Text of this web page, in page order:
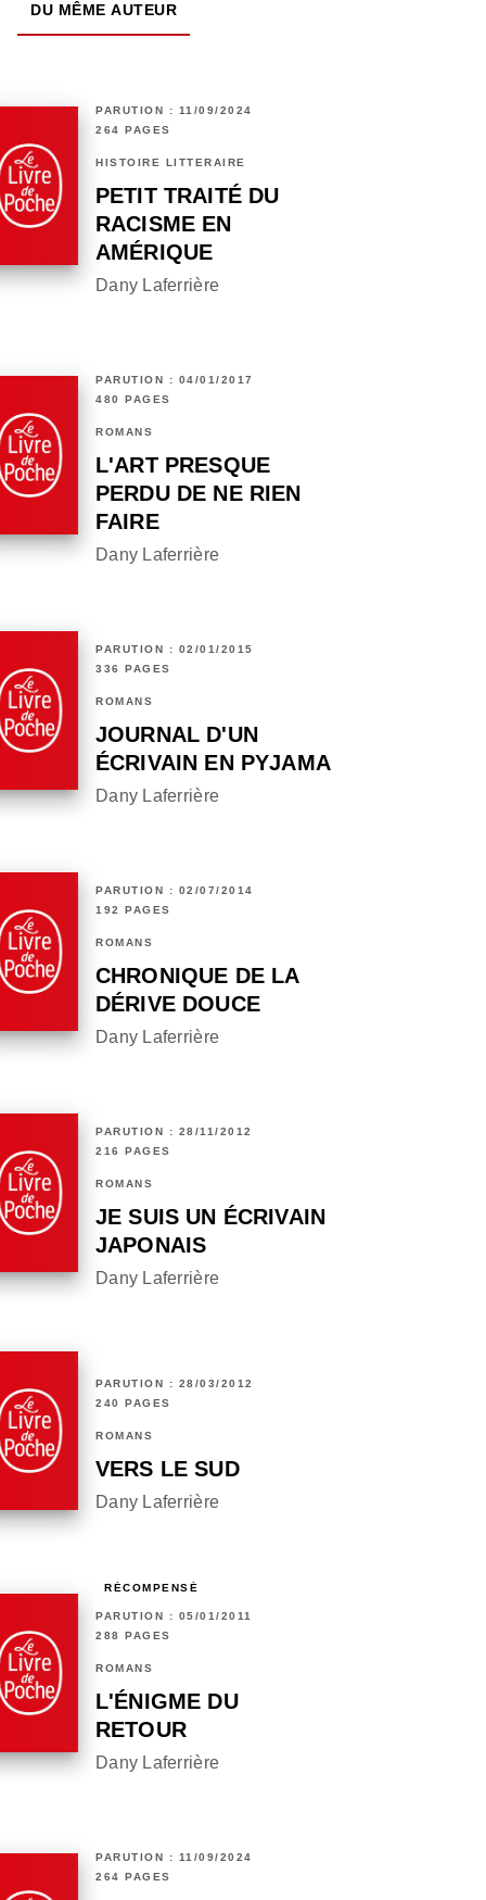
DU MÊME AUTEUR
PARUTION : 11/09/2024
264 PAGES
HISTOIRE LITTÉRAIRE
PETIT TRAITÉ DU
RACISME EN
AMÉRIQUE
Dany Laferrière
PARUTION : 04/01/2017
480 PAGES
ROMANS
L'ART PRESQUE
PERDU DE NE RIEN
FAIRE
Dany Laferrière
PARUTION : 02/01/2015
336 PAGES
ROMANS
JOURNAL D'UN
ÉCRIVAIN EN PYJAMA
Dany Laferrière
PARUTION : 02/07/2014
192 PAGES
ROMANS
CHRONIQUE DE LA
DÉRIVE DOUCE
Dany Laferrière
PARUTION : 28/11/2012
216 PAGES
ROMANS
JE SUIS UN ÉCRIVAIN
JAPONAIS
Dany Laferrière
PARUTION : 28/03/2012
240 PAGES
ROMANS
VERS LE SUD
Dany Laferrière
RÉCOMPENSÉ
PARUTION : 05/01/2011
288 PAGES
ROMANS
L'ÉNIGME DU
RETOUR
Dany Laferrière
PARUTION : 11/09/2024
264 PAGES